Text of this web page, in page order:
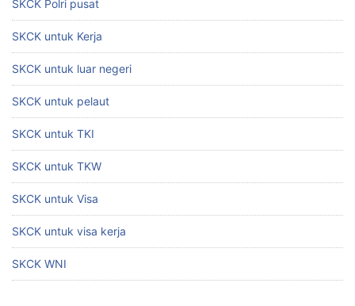
SKCK Polri pusat
SKCK untuk Kerja
SKCK untuk luar negeri
SKCK untuk pelaut
SKCK untuk TKI
SKCK untuk TKW
SKCK untuk Visa
SKCK untuk visa kerja
SKCK WNI